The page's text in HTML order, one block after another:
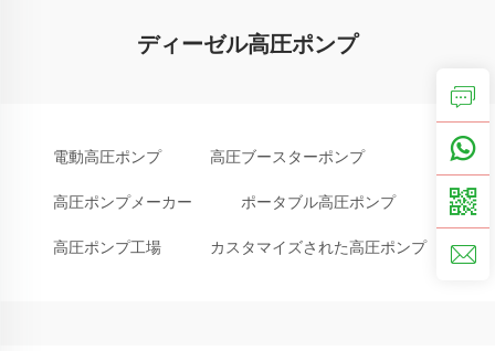
ディーゼル高圧ポンプ
電動高圧ポンプ 高圧ブースターポンプ
高圧ポンプメーカー ポータブル高圧ポンプ
高圧ポンプ工場 カスタマイズされた高圧ポンプ